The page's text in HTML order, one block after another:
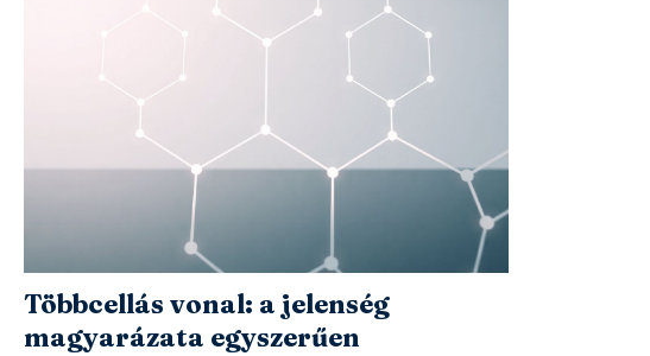
Többcellás vonal: a jelenség
magyarázata egyszerűen